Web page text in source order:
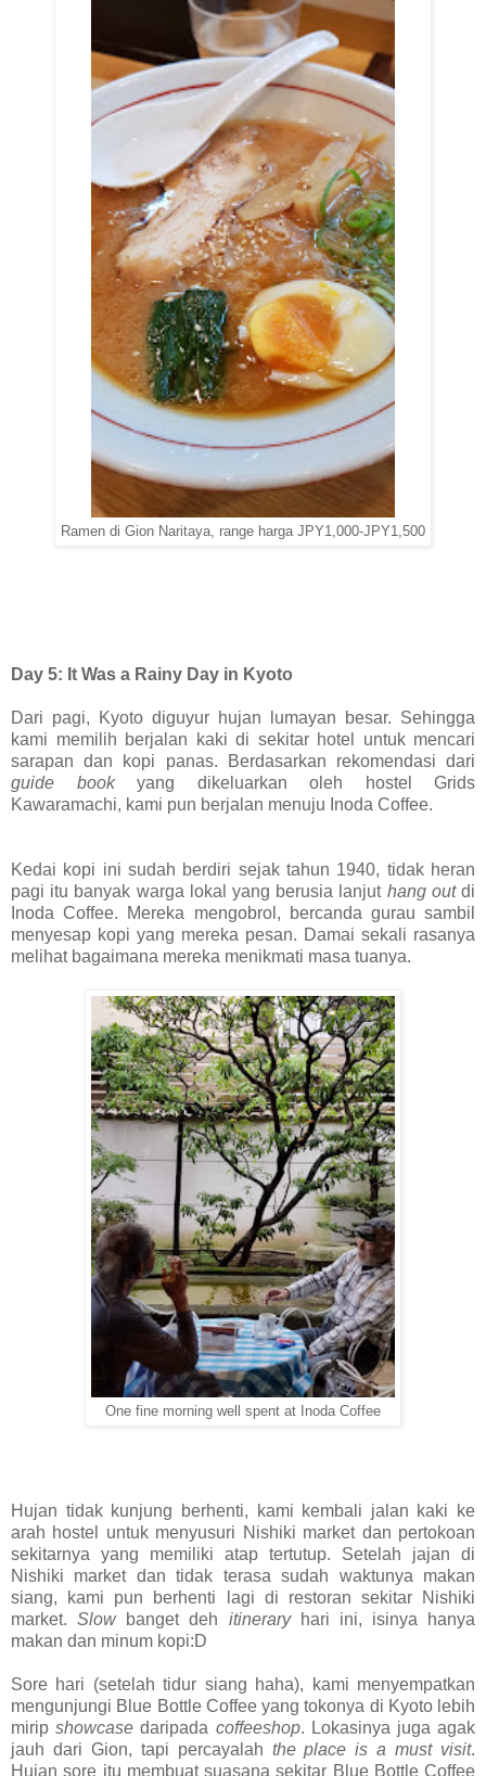
Ramen di Gion Naritaya, range harga JPY1,000-JPY1,500
Day 5: It Was a Rainy Day in Kyoto
Dari pagi, Kyoto diguyur hujan lumayan besar. Sehingga
kami memilih berjalan kaki di sekitar hotel untuk mencari
sarapan dan kopi panas. Berdasarkan rekomendasi dari
guide bookyang dikeluarkan oleh hostel Grids
Kawaramachi, kami pun berjalan menuju Inoda Coffee.
Kedai kopi ini sudah berdiri sejak tahun 1940, tidak heran
pagi itu banyak warga lokal yang berusia lanjut hang outdi
Inoda Coffee. Mereka mengobrol, bercanda gurau sambil
menyesap kopi yang mereka pesan. Damai sekali rasanya
melihat bagaimana mereka menikmati masa tuanya.
One fine morning well spent at Inoda Coffee
Hujan tidak kunjung berhenti, kami kembali jalan kaki ke
arah hostel untuk menyusuri Nishiki market dan pertokoan
sekitarnya yang memiliki atap tertutup. Setelah jajan di
Nishiki market dan tidak terasa sudah waktunya makan
siang, kami pun berhenti lagi di restoran sekitar Nishiki
market.Slowbanget deh itineraryhari ini, isinya hanya
makan dan minum kopi:D
Sore hari (setelah tidur siang haha), kami menyempatkan
mengunjungi Blue Bottle Coffee yang tokonya di Kyoto lebih
miripshowcase daripada coffeeshop. Lokasinya juga agak
jauh dari Gion, tapi percayalah the place is a must visit.
Hujan sore itu membuat suasana sekitar Blue Bottle Coffee